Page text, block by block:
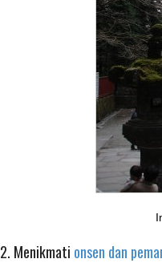
2. Menikmati onsen dan